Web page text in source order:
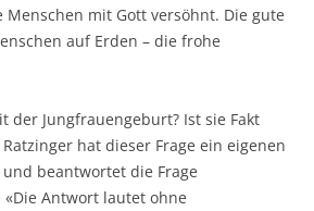
Menschen mit Gott versöhnt. Die gute
auf Erden – die frohe
der Jungfrauengeburt? Ist sie Fakt
Ratzinger hat dieser Frage ein eigenen
beantwortet die Frage
Antwort lautet ohne